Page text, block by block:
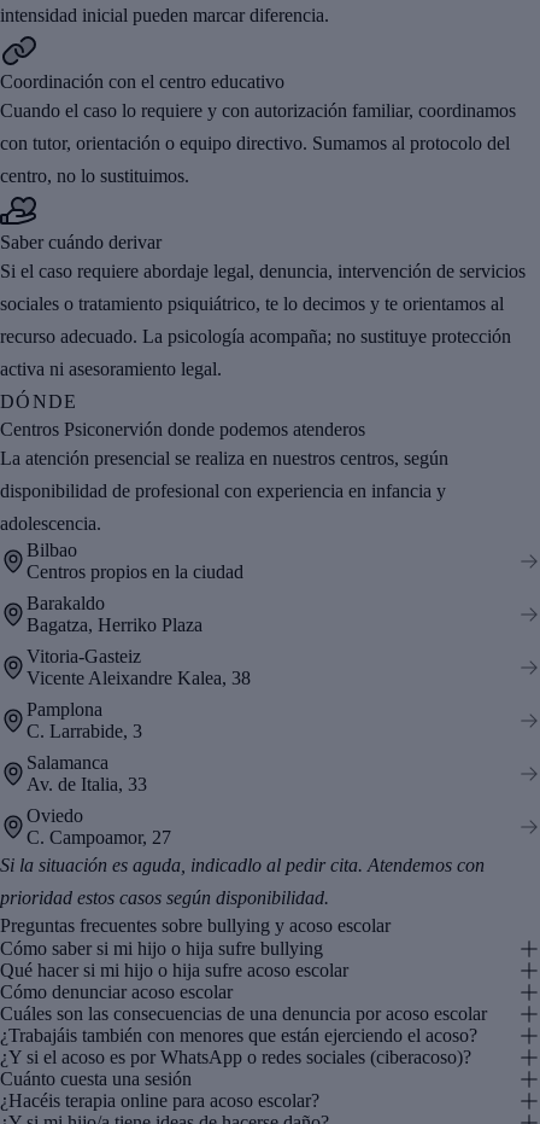
intensidad inicial pueden marcar diferencia.
Coordinación con el centro educativo
Cuando el caso lo requiere y con autorización familiar, coordinamos
con tutor, orientación o equipo directivo. Sumamos al protocolo del
centro, no lo sustituimos.
Saber cuándo derivar
Si el caso requiere abordaje legal, denuncia, intervención de servicios
sociales o tratamiento psiquiátrico, te lo decimos y te orientamos al
recurso adecuado. La psicología acompaña; no sustituye protección
activa ni asesoramiento legal.
DÓNDE
Centros Psiconervión donde podemos atenderos
La atención presencial se realiza en nuestros centros, según
disponibilidad de profesional con experiencia en infancia y
adolescencia.
Bilbao
Centros propios en la ciudad
Barakaldo
Bagatza, Herriko Plaza
Vitoria-Gasteiz
Vicente Aleixandre Kalea, 38
Pamplona
C. Larrabide, 3
Salamanca
Av. de Italia, 33
Oviedo
C. Campoamor, 27
Si la situación es aguda, indicadlo al pedir cita. Atendemos con
prioridad estos casos según disponibilidad.
Preguntas frecuentes sobre bullying y acoso escolar
Cómo saber si mi hijo o hija sufre bullying
Qué hacer si mi hijo o hija sufre acoso escolar
Cómo denunciar acoso escolar
Cuáles son las consecuencias de una denuncia por acoso escolar
¿Trabajáis también con menores que están ejerciendo el acoso?
¿Y si el acoso es por WhatsApp o redes sociales (ciberacoso)?
Cuánto cuesta una sesión
¿Hacéis terapia online para acoso escolar?